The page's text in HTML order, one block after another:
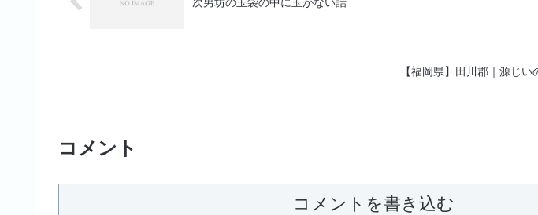
【福岡県】田川郡｜源じい
コメント
コメントを書き込む